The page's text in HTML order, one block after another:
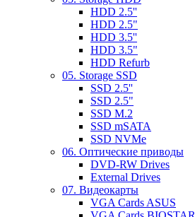
HDD 2.5''
HDD 2.5"
HDD 3.5''
HDD 3.5"
HDD Refurb
05. Storage SSD
SSD 2.5''
SSD 2.5"
SSD M.2
SSD mSATA
SSD NVMe
06. Оптические приводы
DVD-RW Drives
External Drives
07. Видеокарты
VGA Cards ASUS